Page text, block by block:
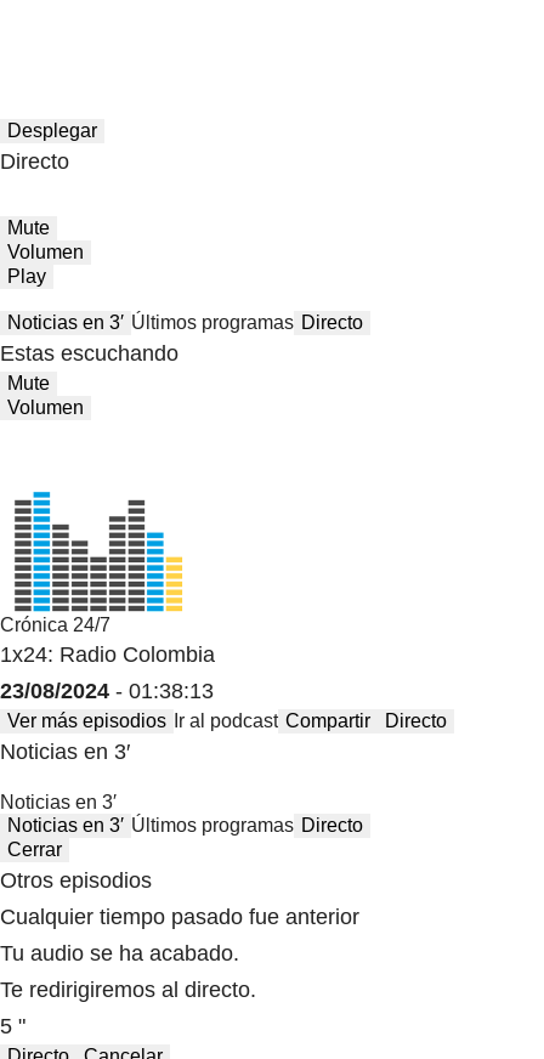
Desplegar
Directo
Mute
Volumen
Play
Noticias en 3′ Últimos programas Directo
Estas escuchando
Mute
Volumen
Crónica 24/7
1x24: Radio Colombia
23/08/2024 - 01:38:13
Ver más episodios Ir al podcast Compartir Directo
Noticias en 3′
Noticias en 3′
Noticias en 3′ Últimos programas Directo
Cerrar
Otros episodios
Cualquier tiempo pasado fue anterior
Tu audio se ha acabado.
Te redirigiremos al directo.
5 "